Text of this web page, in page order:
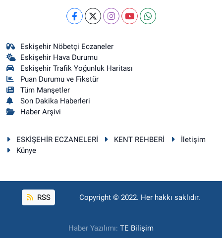
Eskişehir Nöbetçi Eczaneler
Eskişehir Hava Durumu
Eskişehir Trafik Yoğunluk Haritası
Puan Durumu ve Fikstür
Tüm Manşetler
Son Dakika Haberleri
Haber Arşivi
ESKİŞEHİR ECZANELERİ KENT REHBERİ
İletişim
Künye
RSS Copyright © 2022. Her hakkı saklıdır.
Haber Yazılımı: TE Bilişim